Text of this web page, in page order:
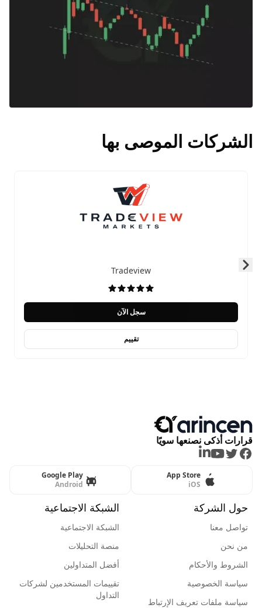
الشركات الموصى بها
Tradeview
سجل الآن
تقييم
Skip to next slide page
قرارات أذكى نصنعها سويًا
Facebook
Twitter
Youtube
LinkedIn
App Store
iOS
Google Play
Android
حول الشركة
تواصل معنا
من نحن
الشروط والأحكام
سياسة الخصوصية
سياسة ملفات تعريف الإرتباط
الشبكة الاجتماعية
الشبكة الاجتماعية
منصة التحليلات
أفضل المتداولين
تقييمات المستخدمين لشركات
التداول